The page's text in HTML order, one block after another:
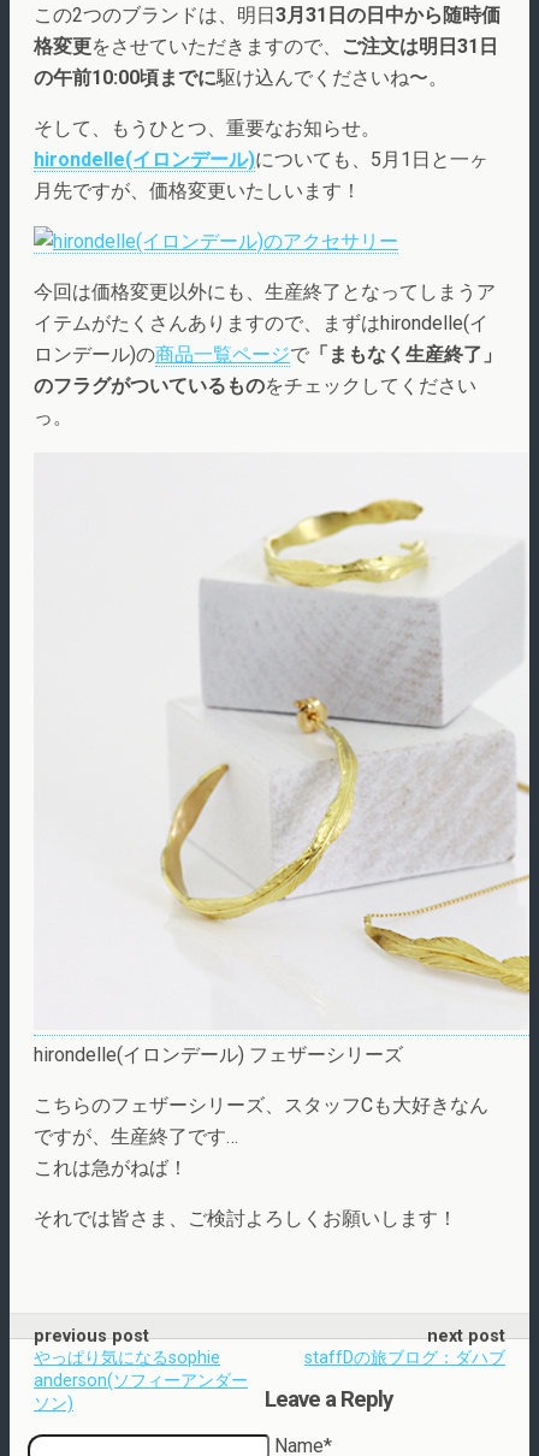
この2つのブランドは、明日3月31日の日中から随時価
格変更をさせていただきますので、
ご注文は明日31日
の午前10:00頃までに駆け込んでくださいね〜。
そして、もうひとつ、重要なお知らせ。
hirondelle(イロンデール)についても、5月1日と一ヶ
月先ですが、価格変更いたしいます！
今回は価格変更以外にも、生産終了となってしまうア
イテムがたくさんありますので、まずはhirondelle(イ
ロンデール)の商品一覧ページで 「まもなく生産終了」
のフラグがついているものをチェックしてください
っ。
hirondelle(イロンデール) フェザーシリーズ
こちらのフェザーシリーズ、スタッフCも大好きなん
ですが、生産終了です…
これは急がねば！
それでは皆さま、ご検討よろしくお願いします！
previous post
やっぱり気になるsophie
anderson(ソフィーアンダー
ソン)
next post
staffDの旅ブログ：ダハブ
Leave a Reply
Name*